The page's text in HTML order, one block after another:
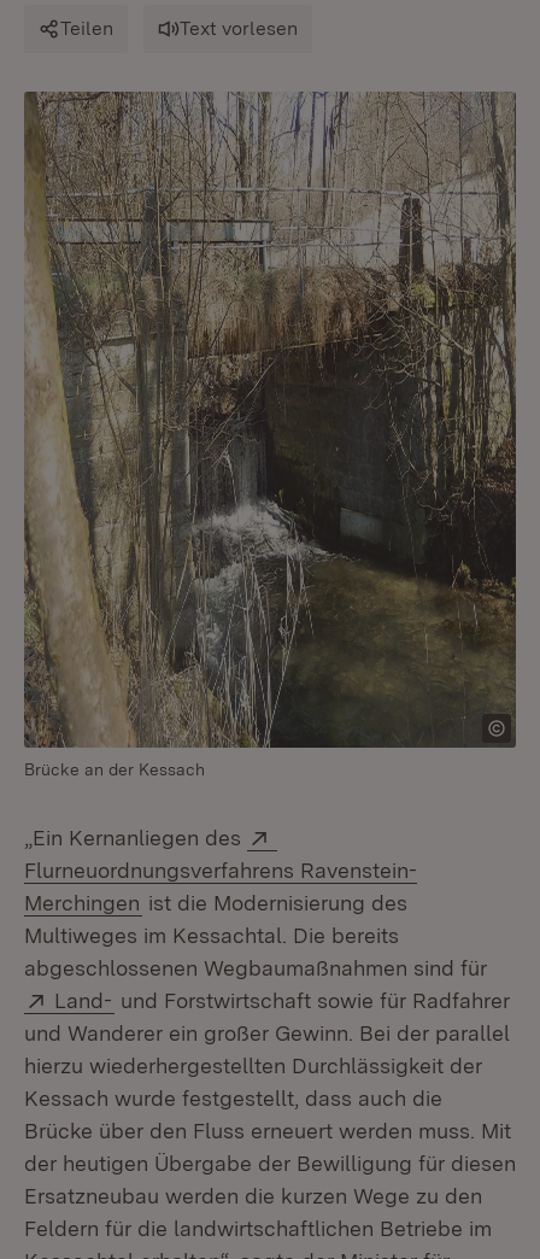
Teilen Text vorlesen
Brücke an der Kessach
„Ein Kernanliegen des
Flurneuordnungsverfahrens Ravenstein-
Merchingen (Öffnet in neuem Fenster)
ist die Modernisierung des
Multiweges im Kessachtal. Die bereits
abgeschlossenen Wegbaumaßnahmen sind für
Extern:
Land- (Öffnet in neuem Fenster)
und Forstwirtschaft sowie für Radfahrer
und Wanderer ein großer Gewinn. Bei der parallel
hierzu wiederhergestellten Durchlässigkeit der
Kessach wurde festgestellt, dass auch die
Brücke über den Fluss erneuert werden muss. Mit
der heutigen Übergabe der Bewilligung für diesen
Ersatzneubau werden die kurzen Wege zu den
Feldern für die landwirtschaftlichen Betriebe im